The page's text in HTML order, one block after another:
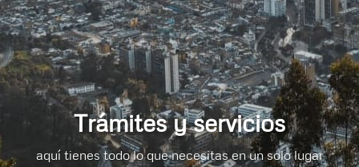
Trámites y servicios
aquí tienes todo lo que necesitas en un solo lugar